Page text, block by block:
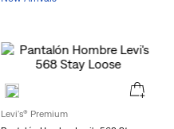
Levi's® Premium